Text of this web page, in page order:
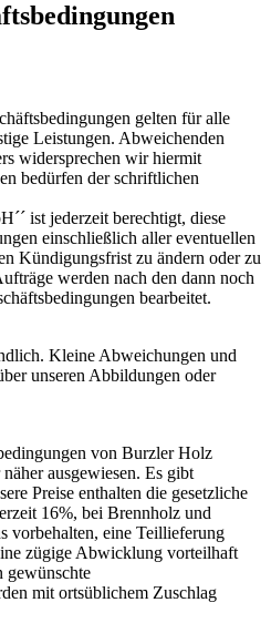
gelten für alle
Leistungen. Abweichenden
widersprechen wir hiermit
bedürfen der schriftlichen
ist jederzeit berechtigt, diese
einschließlich aller eventuellen
Kündigungsfrist zu ändern oder zu
werden nach den dann noch
bearbeitet.
Kleine Abweichungen und
unseren Abbildungen oder
von Burzler Holz
ausgewiesen. Es gibt
Preise enthalten die gesetzliche
16%, bei Brennholz und
vorbehalten, eine Teillieferung
zügige Abwicklung vorteilhaft
gewünschte
mit ortsüblichem Zuschlag